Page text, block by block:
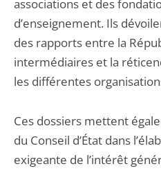
associations et des
d’enseignement. Ils
des rapports entre la
intermédiaires et la
les différentes
Ces dossiers mettent
du Conseil d’État dans
exigeante de l’intérêt